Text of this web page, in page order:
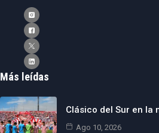
Más leídas
Clásico del Sur en la
Ago 10, 2026